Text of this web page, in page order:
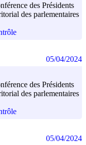
des Présidents
des parlementaires
des Présidents
des parlementaires
05/04/2024
05/04/2024